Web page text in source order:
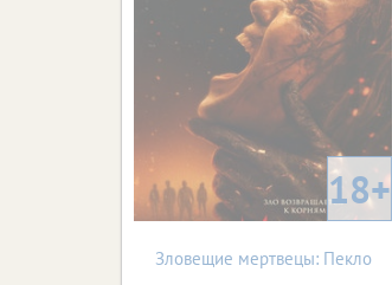
18+
Зловещие мертвецы: Пекло